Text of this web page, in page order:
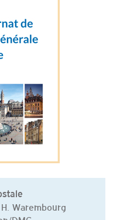
Warembourg